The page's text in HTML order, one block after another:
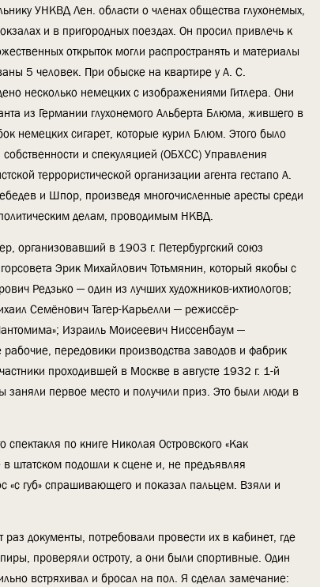
УНКВД Лен. области о членах общества глухонемых,
и в пригородных поездах. Он просил привлечь к
открыток могли распространять и материалы
5 человек. При обыске на квартире у А. С.
несколько немецких с изображениями Гитлера. Они
из Германии глухонемого Альберта Блюма, жившего в
немецких сигарет, которые курил Блюм. Этого было
и спекуляцией (ОБХСС) Управления
террористической организации агента гестапо А.
и Шпор, произведя многочисленные аресты среди
политическим делам, проводимым НКВД.
организовавший в 1903 г. Петербургский союз
Эрик Михайлович Тотьмянин, который якобы с
Редзько — один из лучших художников-ихтиологов;
Семёнович Тагер-Карьелли — режиссёр-
Израиль Моисеевич Ниссенбаум —
передовики производства заводов и фабрик
проходившей в Москве в августе 1932 г. 1-й
заняли первое место и получили приз. Это были люди в
по книге Николая Островского «Как
в штатском подошли к сцене и, не предъявляя
«с губ» спрашивающего и показал пальцем. Взяли и
документы, потребовали провести их в кабинет, где
проверяли остроту, а они были спортивные. Один
встряхивал и бросал на пол. Я сделал замечание: